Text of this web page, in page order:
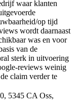
waar klanten
op tijd
wordt daarnaast
was en voor
van de
sterk in uitvoering
reviews weinig
claim verder te
5345 CA Oss,